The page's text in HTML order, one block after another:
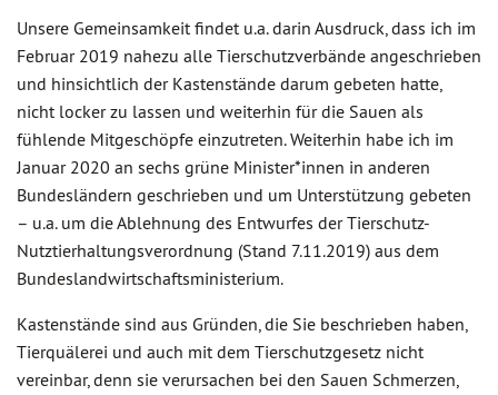
Unsere Gemeinsamkeit findet u.a. darin Ausdruck, dass ich im
Februar 2019 nahezu alle Tierschutzverbände angeschrieben
und hinsichtlich der Kastenstände darum gebeten hatte,
nicht locker zu lassen und weiterhin für die Sauen als
fühlende Mitgeschöpfe einzutreten. Weiterhin habe ich im
Januar 2020 an sechs grüne Minister*innen in anderen
Bundesländern geschrieben und um Unterstützung gebeten
– u.a. um die Ablehnung des Entwurfes der Tierschutz-
Nutztierhaltungsverordnung (Stand 7.11.2019) aus dem
Bundeslandwirtschaftsministerium.
Kastenstände sind aus Gründen, die Sie beschrieben haben,
Tierquälerei und auch mit dem Tierschutzgesetz nicht
vereinbar, denn sie verursachen bei den Sauen Schmerzen,